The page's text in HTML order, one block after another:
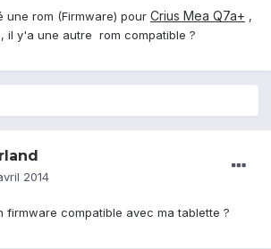
rom (Firmware) pour Crius Mea Q7a+ ,
il y'a une autre rom compatible ?
2014
firmware compatible avec ma tablette ?